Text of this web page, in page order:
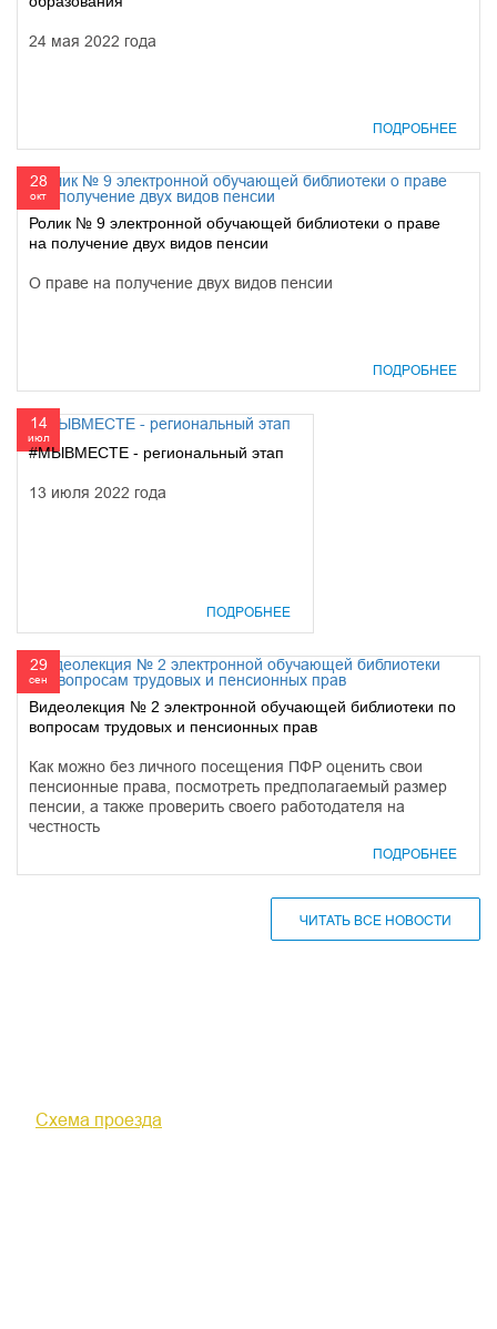
24 мая 2022 года
ПОДРОБНЕЕ
28
окт
Ролик № 9 электронной обучающей библиотеки о праве
на получение двух видов пенсии
О праве на получение двух видов пенсии
ПОДРОБНЕЕ
14
июл
#МЫВМЕСТЕ - региональный этап
13 июля 2022 года
ПОДРОБНЕЕ
29
сен
Видеолекция № 2 электронной обучающей библиотеки по
вопросам трудовых и пенсионных прав
Как можно без личного посещения ПФР оценить свои
пенсионные права, посмотреть предполагаемый размер
пенсии, а также проверить своего работодателя на
честность
ПОДРОБНЕЕ
ЧИТАТЬ ВСЕ НОВОСТИ
Схема проезда